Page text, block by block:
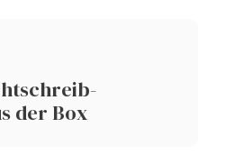
der Box